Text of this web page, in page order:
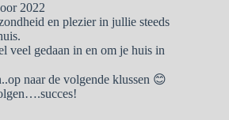
2022
en plezier in jullie steeds
veel gedaan in en om je huis in
naar de volgende klussen 😊